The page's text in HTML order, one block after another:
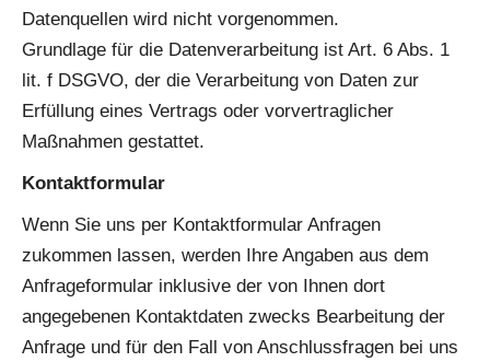
Datenquellen wird nicht vorgenommen.
Grundlage für die Datenverarbeitung ist Art. 6 Abs. 1
lit. f DSGVO, der die Verarbeitung von Daten zur
Erfüllung eines Vertrags oder vorvertraglicher
Maßnahmen gestattet.
Kontaktformular
Wenn Sie uns per Kontaktformular Anfragen
zukommen lassen, werden Ihre Angaben aus dem
Anfrageformular inklusive der von Ihnen dort
angegebenen Kontaktdaten zwecks Bearbeitung der
Anfrage und für den Fall von Anschlussfragen bei uns